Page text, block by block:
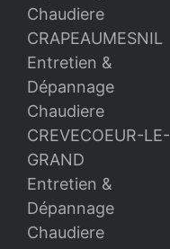
Chaudiere
CRAPEAUMESNIL
Entretien &
Dépannage
Chaudiere
CREVECOEUR-LE-
GRAND
Entretien &
Dépannage
Chaudiere